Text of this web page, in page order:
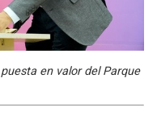
en valor del Parque